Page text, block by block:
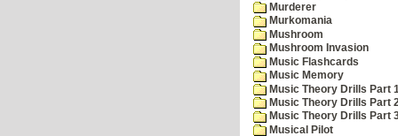
Murderer
Murkomania
Mushroom
Mushroom Invasion
Music Flashcards
Music Memory
Music Theory Drills Part
Music Theory Drills Part
Music Theory Drills Part
Musical Pilot